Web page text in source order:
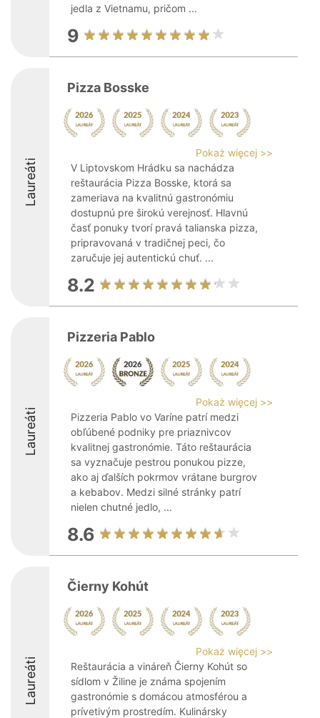
jedla z Vietnamu, pričom ...
9
Laureáti
Pizza Bosske
Pokaż więcej >>
V Liptovskom Hrádku sa nachádza
reštaurácia Pizza Bosske, ktorá sa
zameriava na kvalitnú gastronómiu
dostupnú pre širokú verejnosť. Hlavnú
časť ponuky tvorí pravá talianska pizza,
pripravovaná v tradičnej peci, čo
zaručuje jej autentickú chuť. ...
8.2
Laureáti
Pizzeria Pablo
Pokaż więcej >>
Pizzeria Pablo vo Varíne patrí medzi
obľúbené podniky pre priaznivcov
kvalitnej gastronómie. Táto reštaurácia
sa vyznačuje pestrou ponukou pizze,
ako aj ďalších pokrmov vrátane burgrov
a kebabov. Medzi silné stránky patrí
nielen chutné jedlo, ...
8.6
Laureáti
Čierny Kohút
Pokaż więcej >>
Reštaurácia a vináreň Čierny Kohút so
sídlom v Žiline je známa spojením
gastronómie s domácou atmosférou a
prívetivým prostredím. Kulinársky